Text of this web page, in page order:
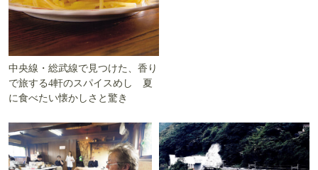
中央線・総武線で見つけた、香り
で旅する4軒のスパイスめし 夏
に食べたい懐かしさと驚き